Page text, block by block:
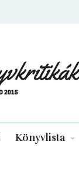
Könyvlista